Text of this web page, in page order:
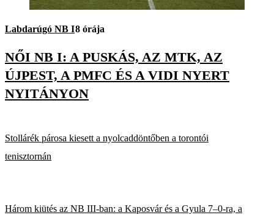
Labdarúgó NB I8 órája
NŐI NB I: A PUSKÁS, AZ MTK, AZ
ÚJPEST, A PMFC ÉS A VIDI NYERT
NYITÁNYON
Stollárék párosa kiesett a nyolcaddöntőben a torontói
tenisztornán
Három kiütés az NB III-ban: a Kaposvár és a Gyula 7–0-ra, a